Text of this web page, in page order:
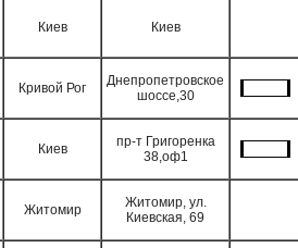
Киев Киев
Кривой Рог
Днепропетровское
шоссе,30
Киев
пр-т Григоренка
38,оф1
Житомир
Житомир, ул.
Киевская, 69